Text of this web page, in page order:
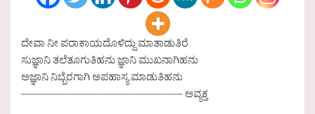
ದೇವಾ ನೀ ಪರಾಕಾಯದೊಳಿದ್ದು ಮಾತಾಡುತಿರೆ
ಸುಜ್ಞಾನಿ ತಲೆತೂಗುತಿಹನು ಜ್ಞಾನಿ ಮುಖನಾಗಿಹನು
ಅಜ್ಞಾನಿ ನಿಬ್ಬೆರಗಾಗಿ ಅಪಹಾಸ್ಯ ಮಾಡುತಿಹನು
———————————————- ಅವ್ಯಕ್ತ